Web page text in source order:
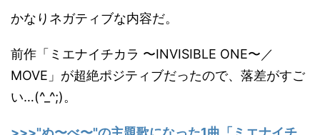
かなりネガティブな内容だ。
前作「ミエナイチカラ 〜INVISIBLE ONE〜／
MOVE」が超絶ポジティブだったので、落差がすご
い…(^_^;)。